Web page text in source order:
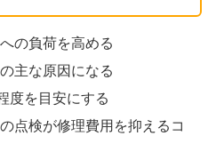
の負荷を高める
主な原因になる
度を目安にする
点検が修理費用を抑えるコ